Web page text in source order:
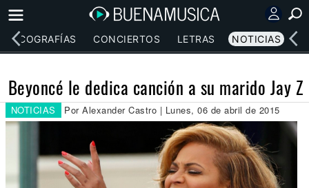
DISCOGRAFÍAS CONCIERTOS LETRAS NOTICIAS
Beyoncé le dedica canción a su marido Jay Z
NOTICIAS Por Alexander Castro | Lunes, 06 de abril de 2015